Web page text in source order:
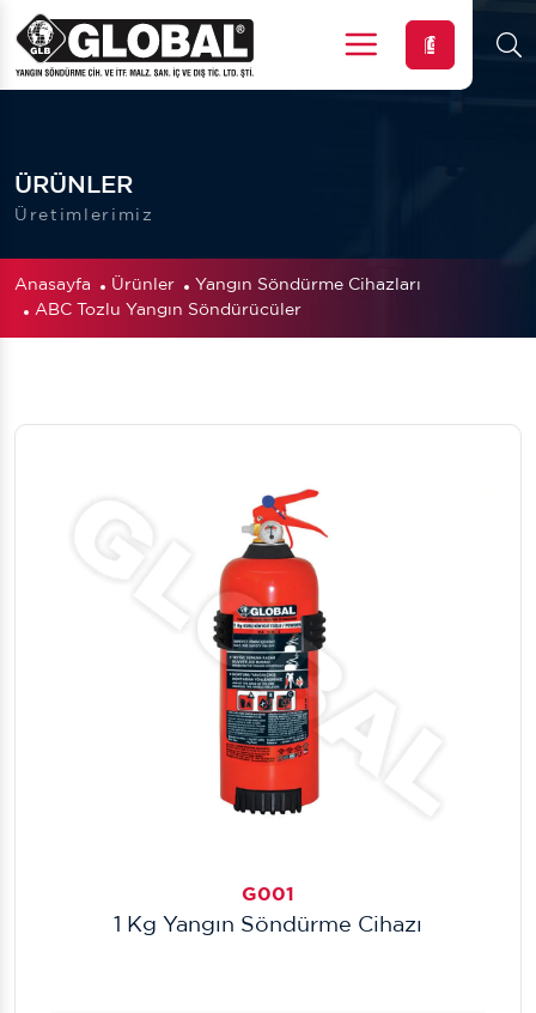
Menu
ÜRÜNLER
Üretimlerimiz
Anasayfa Ürünler
Yangın Söndürme Cihazları
ABC Tozlu Yangın Söndürücüler
G001
1 Kg Yangın Söndürme Cihazı